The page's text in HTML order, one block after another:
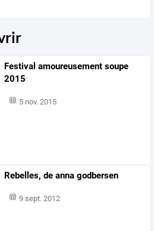
Festival amoureusement soupe
2015
5 nov. 2015
Rebelles, de anna godbersen
9 sept. 2012